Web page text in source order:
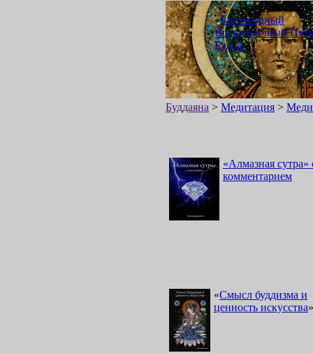
Буддаяна > Медитация >
«Благородный
Восьмеричный Путь
Будды»
«Алмазная сутра»
комментарием
«Смысл буддизма и
ценность искусства»